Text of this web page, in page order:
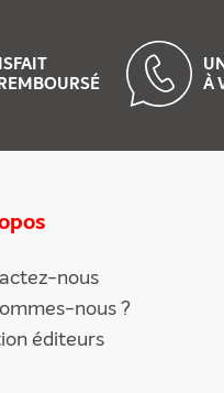
À
nous
nous ?
éditeurs